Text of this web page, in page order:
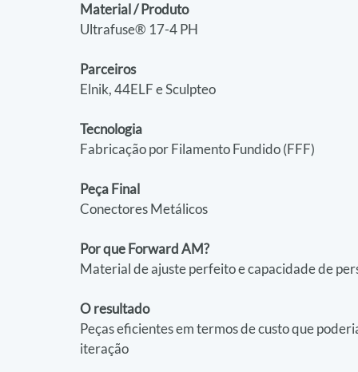
Material / Produto
Ultrafuse® 17-4 PH
Parceiros
Elnik, 44ELF e Sculpteo
Tecnologia
Fabricação por Filamento Fundido (FFF)
Peça Final
Conectores Metálicos
Por que Forward AM?
Material de ajuste perfeito e capacidade de
O resultado
Peças eficientes em termos de custo que
iteração